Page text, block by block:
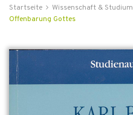
Startseite Wissenschaft & Studium
Offenbarung Gottes